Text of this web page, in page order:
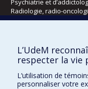
Psychiatrie et
Radiologie, radio-
Écoles
Kinésiologie et des
Orthophonie et audiologie
Réadaptation
L’UdeM
respecter la vie
L’utilisation de
personnaliser votre